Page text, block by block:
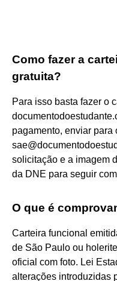
Como fazer a
gratuita?
Para isso basta fazer o
pagamento, enviar para
solicitação e a imagem
da DNE para seguir
O que é
Carteira funcional
de São Paulo ou
oficial com foto. Lei
alterações introduzidas